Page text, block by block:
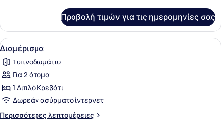
Προβολή τιμών για τις ημερομηνίες σας
Προβολή
όλων
των
φωτογραφιών
για
Διαμέρισμα
Ένα σύγχρονο υπνοδωμάτιο με
22
Διαμέρισμα
1 υπνοδωμάτιο
Για 2 άτομα
1 Διπλό Κρεβάτι
Δωρεάν ασύρματο ίντερνετ
Περισσότερες λεπτομέρειες
Περισσότερες